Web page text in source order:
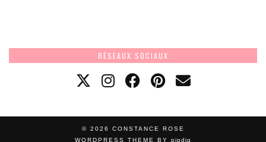
RÉSEAUX SOCIAUX
© 2026 CONSTANCE ROSE
WORDPRESS THEME BY pipdig